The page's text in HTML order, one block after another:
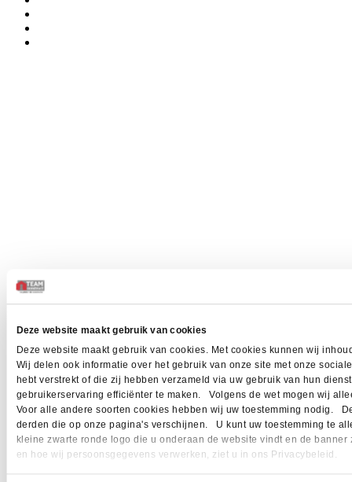
Deze website maakt gebruik van cookies
Deze website maakt gebruik van cookies. Met cookies kunnen wij
Wij delen ook informatie over het gebruik van onze site met onze
hebt verstrekt of die zij hebben verzameld via uw gebruik van hun
gebruikerservaring efficiënter te maken. Volgens de wet mogen wij
Voor alle andere soorten cookies hebben wij uw toestemming nodig.
derden die op onze pagina's verschijnen. U kunt uw toestemming te
kleine zwarte ronde logo die u onderaan de website vindt en de
en hoe wij persoonsgegevens verwerken, ziet u in ons Privacybeleid.